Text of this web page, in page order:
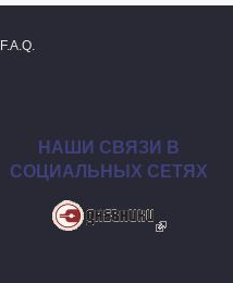
F.A.Q.
НАШИ СВЯЗИ В
СОЦИАЛЬНЫХ СЕТЯХ